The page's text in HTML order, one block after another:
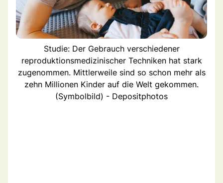
Studie: Der Gebrauch verschiedener
reproduktionsmedizinischer Techniken hat stark
zugenommen. Mittlerweile sind so schon mehr als
zehn Millionen Kinder auf die Welt gekommen.
(Symbolbild) - Depositphotos